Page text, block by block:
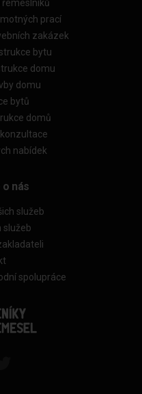
prací
zakázek
bytu
domu
domu
bytů
domů
nabídek
o nás
služeb
služeb
spolupráce